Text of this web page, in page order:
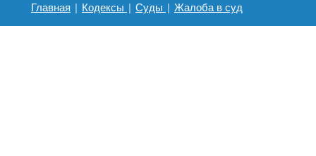
Главная | Кодексы | Суды | Жалоба в суд